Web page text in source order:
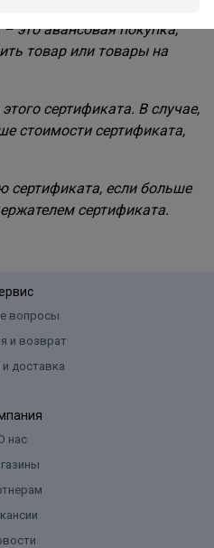
это авансовая покупка,
товар или товары на
сертификата. В случае,
стоимости сертификата,
сертификата, если больше
сертификата.
вопросы
и возврат
доставка
нас